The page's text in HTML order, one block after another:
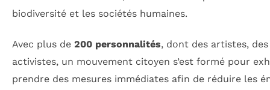
biodiversité et les sociétés humaines.
Avec plus de 200 personnalités, dont des artistes,
activistes, un mouvement citoyen s’est formé pour
prendre des mesures immédiates afin de réduire les